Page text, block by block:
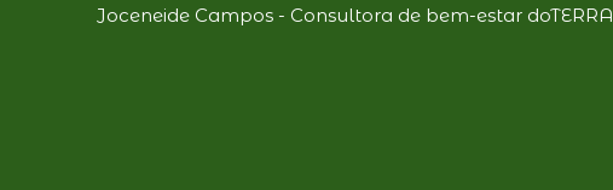
Joceneide Campos - Consultora de bem-estar doTERRA